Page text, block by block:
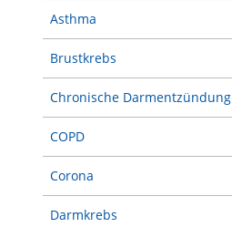
Asthma
Brustkrebs
Chronische Darmentzündung
COPD
Corona
Darmkrebs